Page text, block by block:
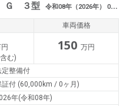
Ｇ ３型 令和08年（2026年） 0.3万km 北海道函館市
む)
車両価格
150 万円
定整備付
証付 (60,000km / 0ヶ月)
年(令和08年)